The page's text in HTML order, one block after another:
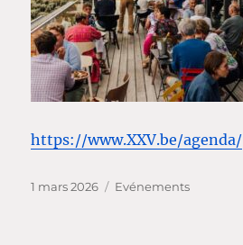
https://www.XXV.be/agenda/
Publié
1 mars 2026 Catégories
Evénements